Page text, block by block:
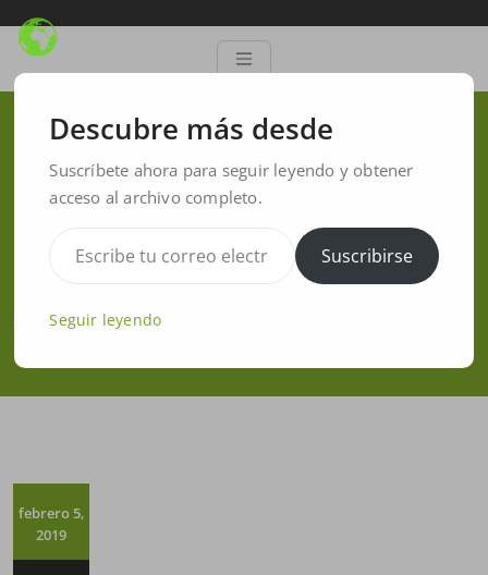
Rehabilitation 5 implants
with limaguide for surgical
splinting
splinting
febrero 5,
2019
Descubre más desde
Suscríbete ahora para seguir leyendo y obtener
acceso al archivo completo.
Suscribirse
Seguir leyendo